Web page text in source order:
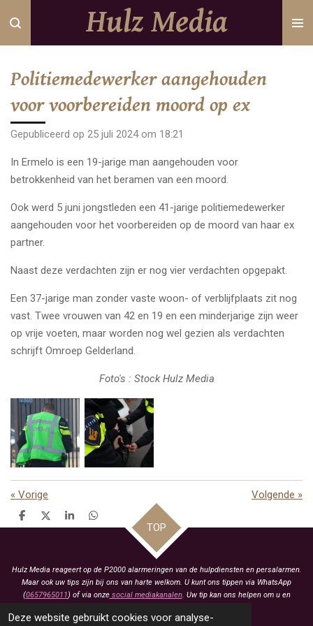
Deze website gebruikt cookies voor analyse-
Ga
direct
hoofdinhoud
Hulz Media
Politiemedewerker aangehouden
voor voorbereiden moord op ex
Gepubliceerd op 25 juli 2024 om 18:21
In Ermelo is een 19-jarige man aangehouden voor
betrokkenheid van het beramen van een moord.
Ook werd 5 juni jongstleden een 41-jarige politiemedewerker
aangehouden voor het voorbereiden op de moord van haar ex
partner.
Naast deze verdachten zijn er nog vier verdachten opgepakt.
Een 37-jarige man zonder vaste woon- of verblijfplaats zit nog
vast. Twee vrouwen van 42 en 19 en een minderjarige zijn weer
op vrije voeten, maar worden nog wel gezien als verdachten
schrijft Omroep Gelderland.
Foto's : Stock Hulz Media
« Vorige Volgende »
D
e
D
e
S
h
D
e
TOP
Hulz Media reageert op de P2000 alarmeringen van de hulpdiensten en persalarmen.
Maar ook uw tips zijn bij ons van harte welkom. U kunt ons tippen via WhatsApp
(0657965011) of via onzesocial mediakanalen. Uw tip kan ons helpen om u en